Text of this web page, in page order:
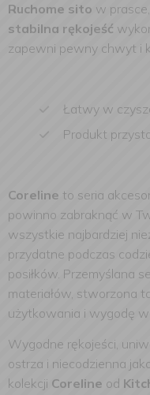
Ruchome sito w
stabilna rękojeść
zapewni pewny chwyt i
Łatwy w
Produkt
Coreline to seria
powinno zabraknąć w
wszystkie najbardziej
przydatne podczas
posiłków. Przemyślana
materiałów, stworzona
użytkowania i wygodę
Wygodne rękojeści,
ostrza i niecodzienna
kolekcji Coreline od